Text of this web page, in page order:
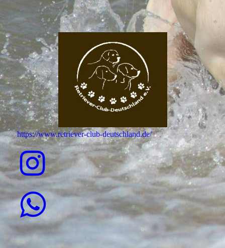
https://www.retriever-club-deutschland.de/